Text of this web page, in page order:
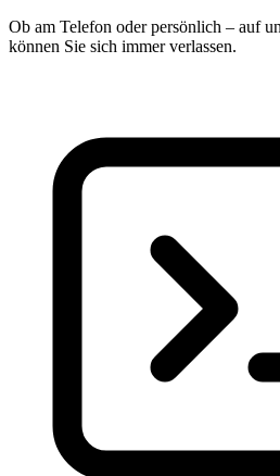
Ob am Telefon oder persönlich – auf
können Sie sich immer verlassen.